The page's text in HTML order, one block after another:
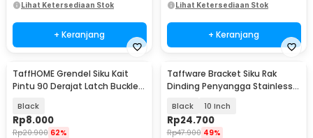
Lihat Ketersediaan Stok
+ Keranjang
Lihat Ketersediaan Stok
+ Keranjang
TaffHOME Grendel Siku Kait
Pintu 90 Derajat Latch Buckle
Black
Rp8.000
Rp20.900 62%
Taffware Bracket Siku Rak
Dinding Penyangga Stainless
Black 10 Inch
Rp24.700
Rp47.900 49%